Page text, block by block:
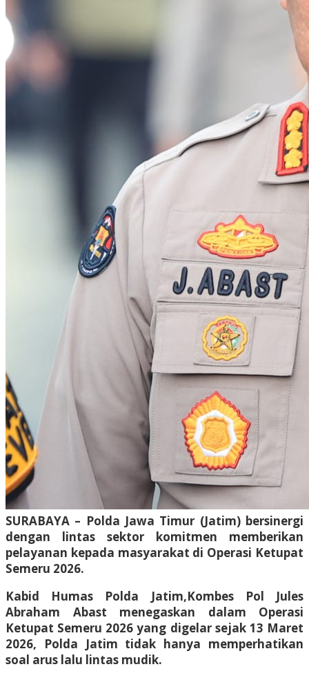
SURABAYA – Polda Jawa Timur (Jatim) bersinergi
dengan lintas sektor komitmen memberikan
pelayanan kepada masyarakat di Operasi Ketupat
Semeru 2026.
Kabid Humas Polda Jatim,Kombes Pol Jules
Abraham Abast menegaskan dalam Operasi
Ketupat Semeru 2026 yang digelar sejak 13 Maret
2026, Polda Jatim tidak hanya memperhatikan
soal arus lalu lintas mudik.